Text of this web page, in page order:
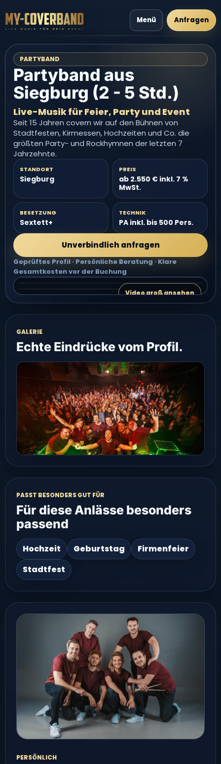
Menü Anfragen
PARTYBAND
Partyband aus
Siegburg (2 - 5 Std.)
Live-Musik für Feier, Party und Event
Seit 15 Jahren covern wir auf den Bühnen von
Stadtfesten, Kirmessen, Hochzeiten und Co. die
größten Party- und Rockhymnen der letzten 7
Jahrzehnte.
STANDORT
Siegburg
PREIS
ab 2.550 € inkl. 7 %
MwSt.
BESETZUNG
Sextett+
TECHNIK
PA inkl. bis 500 Pers.
Unverbindlich anfragen
Geprüftes Profil · Persönliche Beratung · Klare
Gesamtkosten vor der Buchung
Video groß ansehen
Video 2 groß ansehen
VIDEO 3
GALERIE
Echte Eindrücke vom Profil.
PASST BESONDERS GUT FÜR
Für diese Anlässe besonders
passend
Hochzeit Geburtstag
Firmenfeier
Stadtfest
PERSÖNLICH